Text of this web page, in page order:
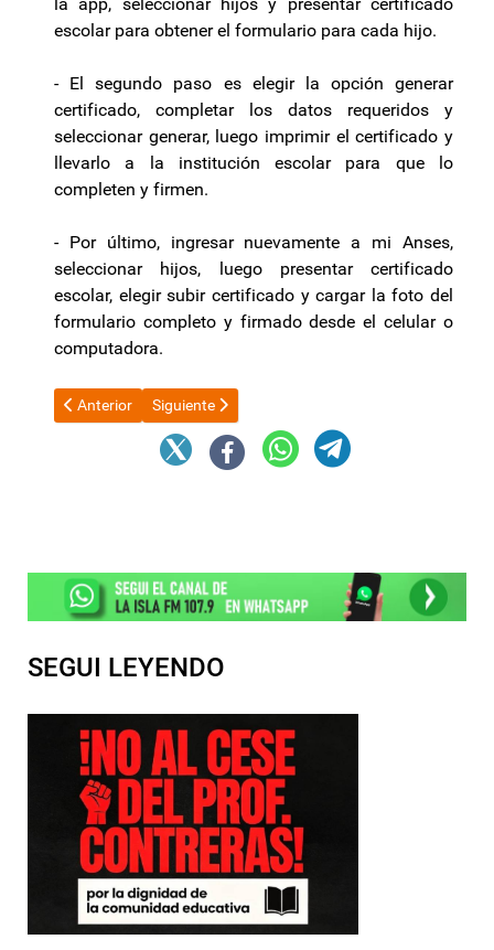
escolar para obtener el formulario para cada hijo.
- El segundo paso es elegir la opción generar
certificado, completar los datos requeridos y
seleccionar generar, luego imprimir el certificado y
llevarlo a la institución escolar para que lo
completen y firmen.
- Por último, ingresar nuevamente a mi Anses,
seleccionar hijos, luego presentar certificado
escolar, elegir subir certificado y cargar la foto del
formulario completo y firmado desde el celular o
computadora.
Artículo anterior: Fallecieron cinco argentinos en un choque
Anterior Artículo siguiente: "Estamos peor que en el año
Siguiente
SEGUI LEYENDO